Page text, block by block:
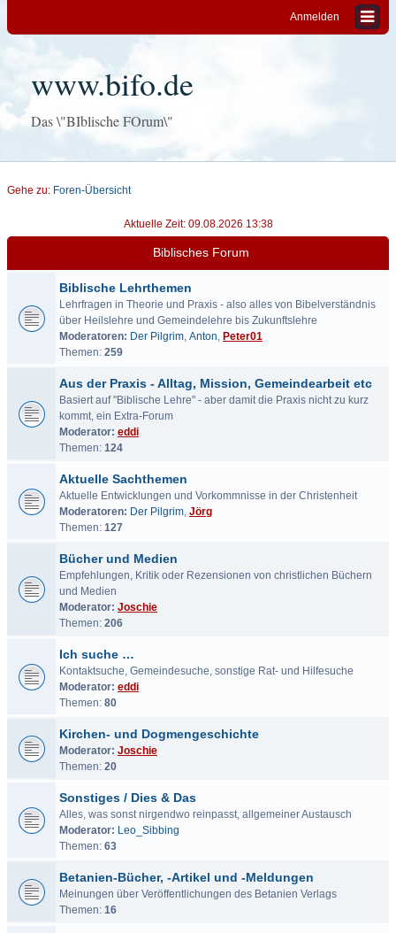
Anmelden
www.bifo.de
Das \"BIblische FOrum\"
Gehe zu: Foren-Übersicht
Aktuelle Zeit: 09.08.2026 13:38
Biblisches Forum
Biblische Lehrthemen
Lehrfragen in Theorie und Praxis - also alles von Bibelverständnis
über Heilslehre und Gemeindelehre bis Zukunftslehre
Moderatoren: Der Pilgrim, Anton, Peter01
Themen: 259
Aus der Praxis - Alltag, Mission, Gemeindearbeit etc
Basiert auf "Biblische Lehre" - aber damit die Praxis nicht zu kurz
kommt, ein Extra-Forum
Moderator: eddi
Themen: 124
Aktuelle Sachthemen
Aktuelle Entwicklungen und Vorkommnisse in der Christenheit
Moderatoren: Der Pilgrim, Jörg
Themen: 127
Bücher und Medien
Empfehlungen, Kritik oder Rezensionen von christlichen Büchern
und Medien
Moderator: Joschie
Themen: 206
Ich suche …
Kontaktsuche, Gemeindesuche, sonstige Rat- und Hilfesuche
Moderator: eddi
Themen: 80
Kirchen- und Dogmengeschichte
Moderator: Joschie
Themen: 20
Sonstiges / Dies & Das
Alles, was sonst nirgendwo reinpasst, allgemeiner Austausch
Moderator: Leo_Sibbing
Themen: 63
Betanien-Bücher, -Artikel und -Meldungen
Meinungen über Veröffentlichungen des Betanien Verlags
Themen: 16